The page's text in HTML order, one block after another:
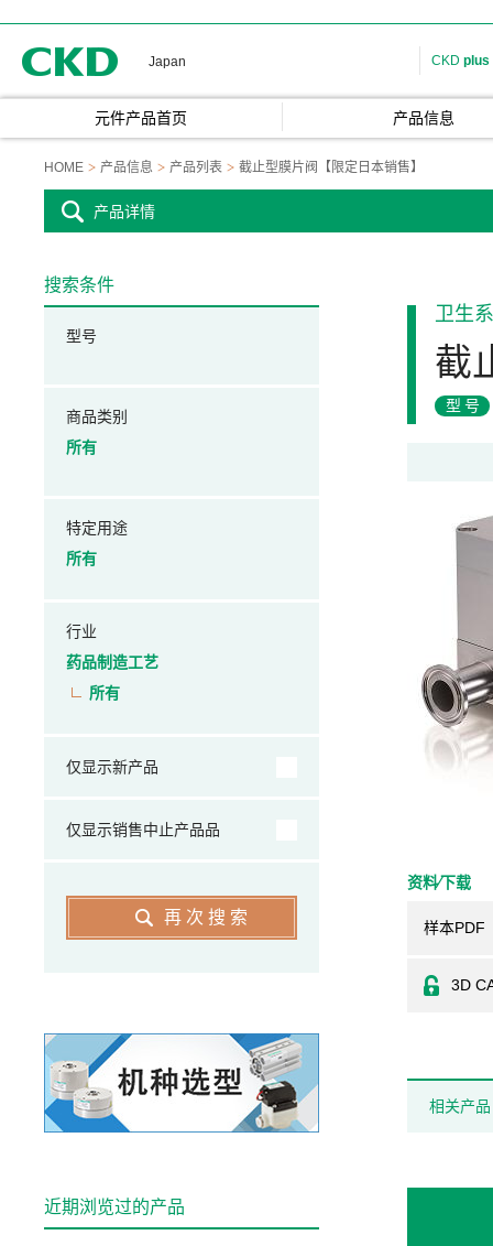
Japan CKD plus
元件产品首页 产品信息
HOME 产品信息 产品列表 截止型膜片阀【限定日本销售】
产品详情
卫生
截
型号
资料⁄下载
样本PDF
3D
相关产品
搜索条件
型号
商品类别
所有
特定用途
所有
行业
药品制造工艺
所有
仅显示新产品
仅显示销售中止产品品
再次搜索
近期浏览过的产品